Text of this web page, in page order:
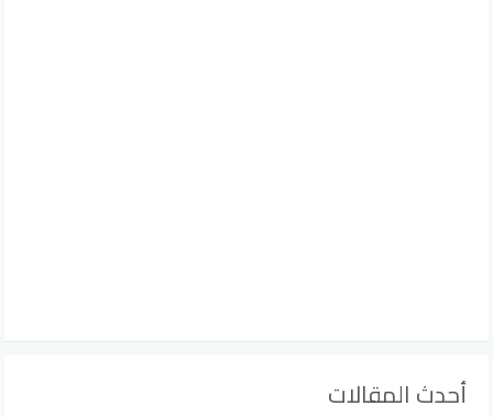
أحدث المقالات